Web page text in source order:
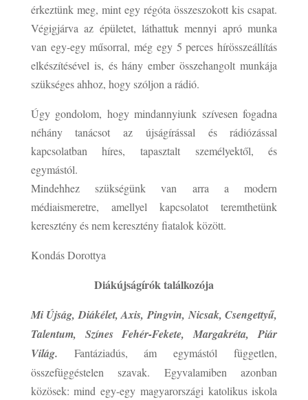
érkeztünk meg, mint egy régóta összeszokott kis csapat.
Végigjárva az épületet, láthattuk mennyi apró munka
van egy-egy műsorral, még egy 5 perces hírösszeállítás
elkészítésével is, és hány ember összehangolt munkája
szükséges ahhoz, hogy szóljon a rádió.
Úgy gondolom, hogy mindannyiunk szívesen fogadna
néhány tanácsot az újságírással és rádiózással
kapcsolatban híres, tapasztalt személyektől, és
egymástól.
Mindehhez szükségünk van arra a modern
médiaismeretre, amellyel kapcsolatot teremthetünk
keresztény és nem keresztény fiatalok között.
Kondás Dorottya
Diákújságírók találkozója
Mi Újság, Diákélet, Axis, Pingvin, Nicsak, Csengettyű,
Talentum, Színes Fehér-Fekete, Margakréta, Piár
Világ. Fantáziadús, ám egymástól független,
összefüggéstelen szavak. Egyvalamiben azonban
közösek: mind egy-egy magyarországi katolikus iskola